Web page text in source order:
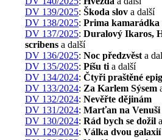
DV 139/2025: Škoda slov a další
DV 138/2025: Prima kamarádka
DV 137/2025: Duralový Ikaros,
scribens a další
DV 136/2025: Noc předzvěst a
DV 135/2025: Píšu ti a další
DV 134/2024: Čtyři praštěné
DV 133/2024: Za Karlem Sýsem
DV 132/2024: Nevěřte dějinám
DV 131/2024: Marťan na Venuši
DV 130/2024: Rád bych se dožil
DV 129/2024: Válka dvou galaxií